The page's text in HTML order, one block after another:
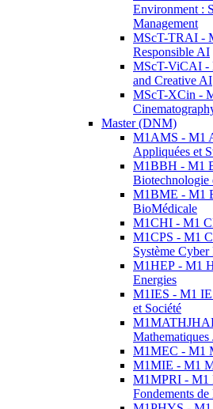
Environment :
Management
MScT-TRAI -
Responsible AI
MScT-ViCAI -
and Creative AI
MScT-XCin -
Master (DNM)
M1AMS - M1
Appliquées et
M1BBH - M1
Biotechnologie
M1BME - M1
BioMédicale
M1CHI - M1
M1CPS - M1
Système Cyber
M1HEP - M1
Energies
M1IES - M1
et Société
Mathematiques
M1MEC - M1
M1MIE - M1
M1MPRI - M1
Fondements